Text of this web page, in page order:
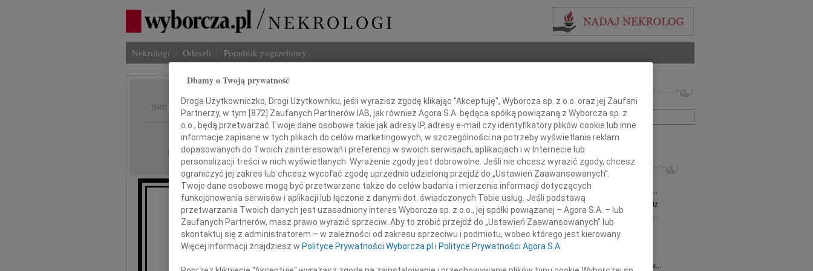
Nekrologi Odeszli Poradnik pogrzebowy
IMIĘ I NAZWISKO: Hanna Snawadzka
REGION: Łódź, Częstochowa
DATA EMISJI: 06.06.2012
3 czerwca 2012 roku zmarła
Imię i nazwisko lub numer ogłoszenia:
+ szukanie zaawansowane
INNE NEKROLOGI
Wanda Milan 03.08.2026Łódź
Z głębokim żalem zawiadamiamy, że dnia 29...
Tadeusz Maciaszek wiek: 73
Łódź
Z głębokim żalem zawiadamiamy, że 24 lipca...
Adam Gawryszczak 21.07.2026
W dniu 15 lipca 2026 roku odszedł nasz...
Jan Rek
W dniu 4 lipca2026 roku zmarł w Łodzi Nasz...
Dbamy o Twoją prywatność
Droga Użytkowniczko, Drogi Użytkowniku, jeśli wyrazisz zgodę klikając "Akceptuję", Wyborcza sp. z o.o. oraz jej Zaufani
Partnerzy, w tym [872] Zaufanych Partnerów IAB, jak również Agora S.A. będąca spółką powiązaną z Wyborcza sp. z
o.o., będą przetwarzać Twoje dane osobowe takie jak adresy IP, adresy e-mail czy identyfikatory plików cookie lub inne
informacje zapisane w tych plikach do celów marketingowych, w szczególności na potrzeby wyświetlania reklam
dopasowanych do Twoich zainteresowań i preferencji w swoich serwisach, aplikacjach i w Internecie lub
personalizacji treści w nich wyświetlanych. Wyrażenie zgody jest dobrowolne. Jeśli nie chcesz wyrazić zgody, chcesz
ograniczyć jej zakres lub chcesz wycofać zgodę uprzednio udzieloną przejdź do „Ustawień Zaawansowanych”.
Twoje dane osobowe mogą być przetwarzane także do celów badania i mierzenia informacji dotyczących
funkcjonowania serwisów i aplikacji lub łączone z danymi dot. świadczonych Tobie usług. Jeśli podstawą
przetwarzania Twoich danych jest uzasadniony interes Wyborcza sp. z o.o., jej spółki powiązanej – Agora S.A. – lub
Zaufanych Partnerów, masz prawo wyrazić sprzeciw. Aby to zrobić przejdź do „Ustawień Zaawansowanych” lub
skontaktuj się z administratorem – w zależności od zakresu sprzeciwu i podmiotu, wobec którego jest kierowany.
Więcej informacji znajdziesz w Polityce Prywatności Wyborcza.pl i Polityce Prywatności Agora S.A.